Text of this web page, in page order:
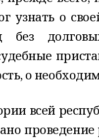
узнать о
без
о
всей